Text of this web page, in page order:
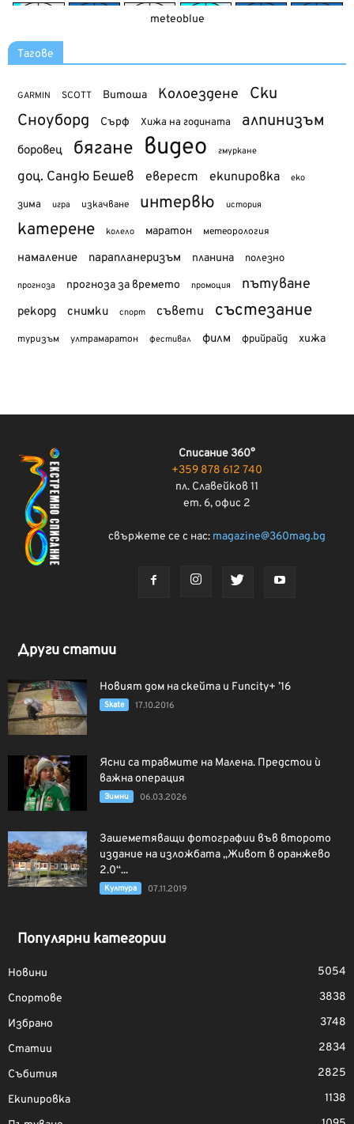
meteoblue
Тагове
GARMIN SCOTT Витоша Колоездене Ски
Сноуборд Сърф Хижа на годината алпинизъм
боровец бягане видео гмуркане
доц. Сандю Бешев еверест екипировка еко
зима игра изкачване интервю история
катерене колело маратон метеорология
намаление парапланеризъм планина полезно
прогноза прогноза за времето промоция пътуване
рекорд снимки спорт съвети състезание
туризъм ултрамаратон фестивал филм фрийрайд хижа
Списание 360°
+359 878 612 740
пл. Славейков 11
ет. 6, офис 2
свържете се с нас: magazine@360mag.bg
Други статии
Новият дом на скейта и Funcity+ ’16
Skate 17.10.2016
Ясни са травмите на Малена. Предстои ѝ
важна операция
Зимни 06.03.2026
Зашеметяващи фотографии във второто
издание на изложбата „Живот в оранжево
2.0“...
Култура 07.11.2019
Популярни категории
Новини
5054
Спортове
3838
Избрано
3748
Статии
2834
Събития
2825
Екипировка
1138